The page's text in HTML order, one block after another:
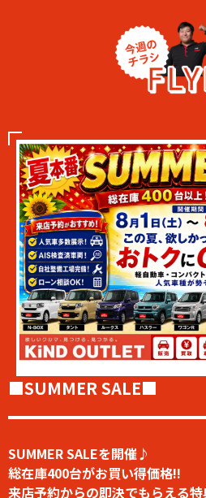
■SUMMER SALE■
SUMMER SALEを開催♪
総在庫400台がお買い得価格!!
来店予約からの即決でもらえる